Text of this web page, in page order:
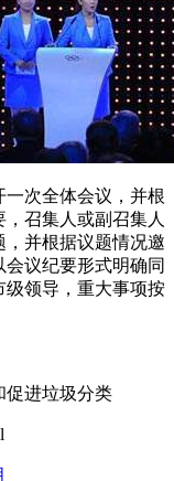
次全体会议，并根
召集人或副召集人
并根据议题情况邀
议纪要形式明确同
级领导，重大事项按
促进垃圾分类